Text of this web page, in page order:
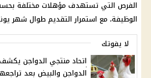
الفرص التي تستهدف مؤهلات مختلفة
الوظيفة، مع استمرار التقديم طوال شهر يونيو
لا يفوتك
اتحاد منتجي الدواجن
الدواجن والبيض بعد